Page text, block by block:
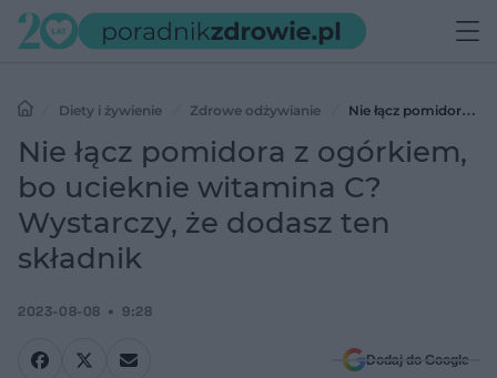
Diety i żywienie Zdrowe odżywianie
Nie łącz pomidora z
ogórkiem, bo ucieknie witamina C? Wystarczy, że dodasz ten
Nie łącz pomidora z ogórkiem,
bo ucieknie witamina C?
Wystarczy, że dodasz ten
składnik
2023-08-08 9:28
Dodaj do Google